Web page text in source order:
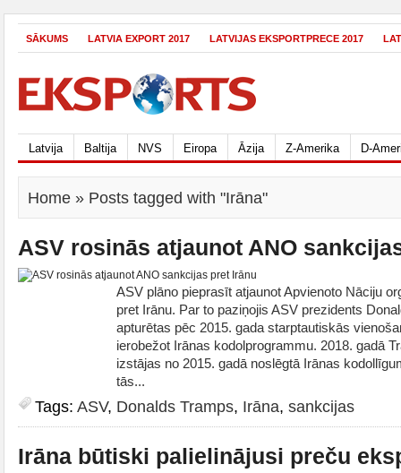
SĀKUMS LATVIA EXPORT 2017 LATVIJAS EKSPORTPRECE 2017
Latvija Baltija NVS Eiropa Āzija Z-Amerika D-
Home » Posts tagged with "Irāna"
ASV rosinās atjaunot ANO
ASV plāno pieprasīt atjaunot Apvienoto Nāciju
pret Irānu. Par to paziņojis ASV prezidents
apturētas pēc 2015. gada starptautiskās
ierobežot Irānas kodolprogrammu. 2018. gadā
izstājas no 2015. gadā noslēgtā Irānas
tās...
Tags: ASV, Donalds Tramps, Irāna, sankcijas
Irāna būtiski palielinājusi preču